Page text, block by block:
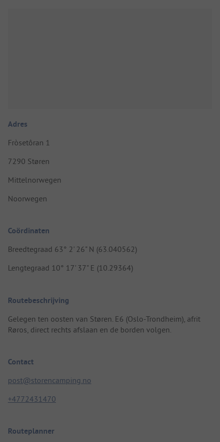
Adres
Fròsetôran 1
7290 Støren
Mittelnorwegen
Noorwegen
Coördinaten
Breedtegraad 63° 2' 26" N (63.040562)
Lengtegraad 10° 17' 37" E (10.29364)
Routebeschrijving
Gelegen ten oosten van Støren. E6 (Oslo-Trondheim), afrit
Røros, direct rechts afslaan en de borden volgen.
Contact
post@storencamping.no
+4772431470
Routeplanner